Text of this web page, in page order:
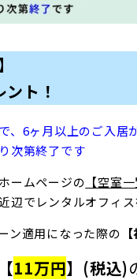
ト！
、6ヶ月以上のご入居
次第終了です
ームページの 【空室
辺でレンタルオフィ
ン適用になった際の
【11万円】(税込)